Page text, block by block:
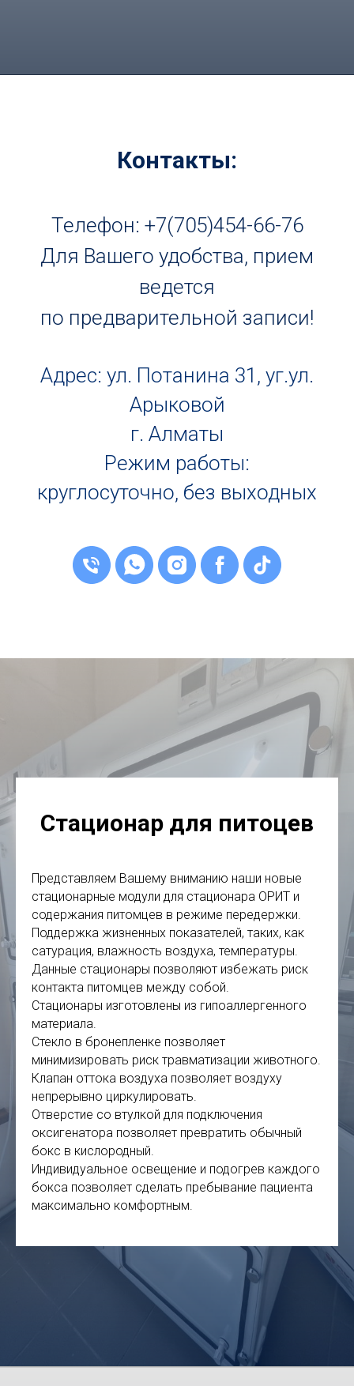
Контакты:
Телефон: +7(705)454-66-76
Для Вашего удобства, прием
ведется
по предварительной записи!
Адрес: ул. Потанина 31, уг.ул.
Арыковой
г. Алматы
Режим работы:
круглосуточно, без выходных
Стационар для питоцев
Представляем Вашему вниманию наши новые
стационарные модули для стационара ОРИТ и
содержания питомцев в режиме передержки.
Поддержка жизненных показателей, таких, как
сатурация, влажность воздуха, температуры.
Данные стационары позволяют избежать риск
контакта питомцев между собой.
Стационары изготовлены из гипоаллергенного
материала.
Стекло в бронепленке позволяет
минимизировать риск травматизации животного.
Клапан оттока воздуха позволяет воздуху
непрерывно циркулировать.
Отверстие со втулкой для подключения
оксигенатора позволяет превратить обычный
бокс в кислородный.
Индивидуальное освещение и подогрев каждого
бокса позволяет сделать пребывание пациента
максимально комфортным.